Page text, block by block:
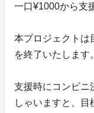
一口¥1000から支
本プロジェクトは
を終了いたします。
支援時にコンビニ
しゃいますと、